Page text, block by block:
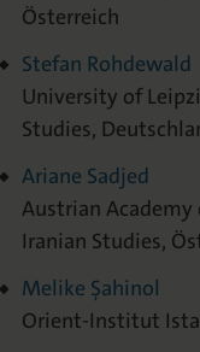
Österreich
Stefan Rohdewald
University of
Studies,
Ariane Sadjed
Austrian
Iranian Studies,
Melike Şahinol
Orient-Institut